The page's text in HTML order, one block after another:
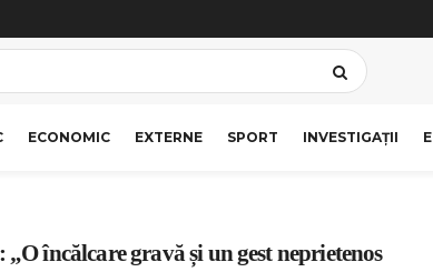
ECONOMIC EXTERNE SPORT INVESTIGAȚII
încălcare gravă și un gest neprietenos